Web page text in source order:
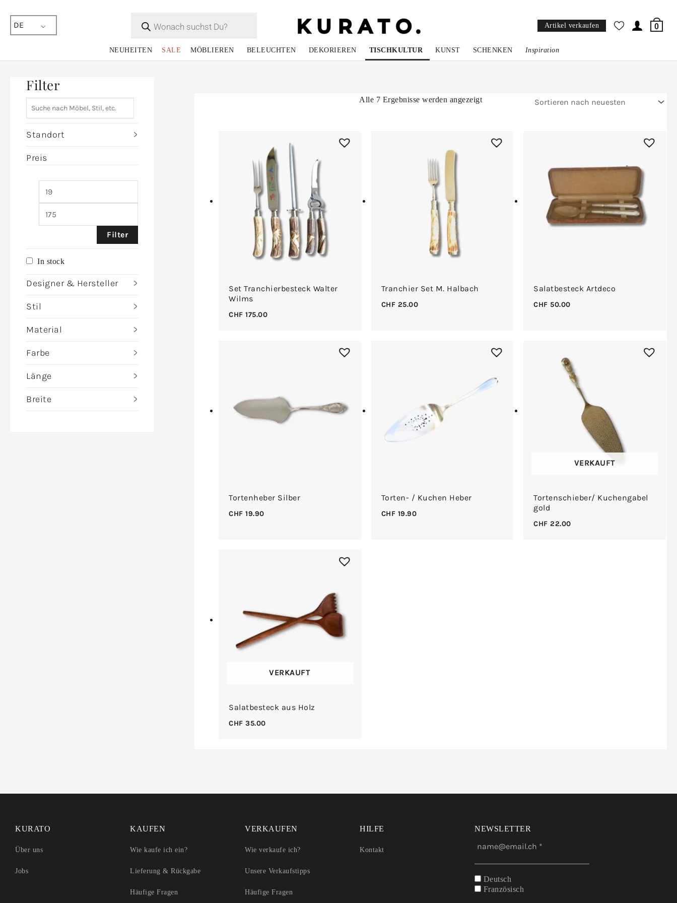
DE Artikel verkaufen 0
NEUHEITEN SALE MÖBLIEREN BELEUCHTEN DEKORIEREN TISCHKULTUR KUNST SCHENKEN Inspiration
Filter
Standort
Preis
Filter
In stock
Designer & Hersteller
Stil
Material
Farbe
Länge
Breite
Alle 7 Ergebnisse werden angezeigtNach
Set Tranchierbesteck Walter
Wilms
CHF 175.00
Tranchier Set M. Halbach
CHF 25.00
Salatbesteck Artdeco
CHF 50.00
Tortenheber Silber
CHF 19.90
Torten- / Kuchen Heber
CHF 19.90
VERKAUFT
Tortenschieber/ Kuchengabel
gold
CHF 22.00
VERKAUFT
Salatbesteck aus Holz
CHF 35.00
KURATO
Über uns
Jobs
KAUFEN
Wie kaufe ich ein?
Lieferung & Rückgabe
Häufige Fragen
VERKAUFEN
Wie verkaufe ich?
Unsere Verkaufstipps
Häufige Fragen
HILFE
Kontakt
NEWSLETTER
Deutsch
Französisch
instagram
facebook